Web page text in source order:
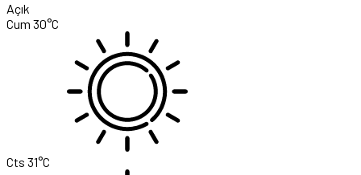
Açık
Cum 30°C
Cts 31°C